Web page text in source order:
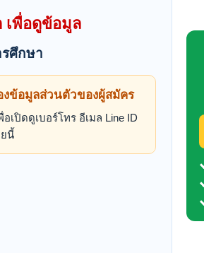
เพื่อดูข้อมูล
รศึกษา
ข้อมูลส่วนตัวของผู้สมัคร
เปิดดูเบอร์โทร อีเมล Line ID
นี้